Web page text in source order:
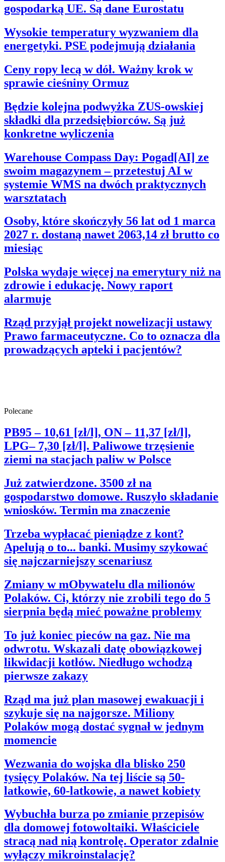
gospodarką UE. Są dane Eurostatu
Wysokie temperatury wyzwaniem dla
energetyki. PSE podejmują działania
Ceny ropy lecą w dół. Ważny krok w
sprawie cieśniny Ormuz
Będzie kolejna podwyżka ZUS-owskiej
składki dla przedsiębiorców. Są już
konkretne wyliczenia
Warehouse Compass Day: Pogad[AI] ze
swoim magazynem – przetestuj AI w
systemie WMS na dwóch praktycznych
warsztatach
Osoby, które skończyły 56 lat od 1 marca
2027 r. dostaną nawet 2063,14 zł brutto co
miesiąc
Polska wydaje więcej na emerytury niż na
zdrowie i edukację. Nowy raport
alarmuje
Rząd przyjął projekt nowelizacji ustawy
Prawo farmaceutyczne. Co to oznacza dla
prowadzących apteki i pacjentów?
Polecane
PB95 – 10,61 [zł/l], ON – 11,37 [zł/l],
LPG– 7,30 [zł/l]. Paliwowe trzęsienie
ziemi na stacjach paliw w Polsce
Już zatwierdzone. 3500 zł na
gospodarstwo domowe. Ruszyło składanie
wniosków. Termin ma znaczenie
Trzeba wypłacać pieniądze z kont?
Apelują o to... banki. Musimy szykować
się najczarniejszy scenariusz
Zmiany w mObywatelu dla milionów
Polaków. Ci, którzy nie zrobili tego do 5
sierpnia będą mieć poważne problemy
To już koniec pieców na gaz. Nie ma
odwrotu. Wskazali datę obowiązkowej
likwidacji kotłów. Niedługo wchodzą
pierwsze zakazy
Rząd ma już plan masowej ewakuacji i
szykuje się na najgorsze. Miliony
Polaków mogą dostać sygnał w jednym
momencie
Wezwania do wojska dla blisko 250
tysięcy Polaków. Na tej liście są 50-
latkowie, 60-latkowie, a nawet kobiety
Wybuchła burza po zmianie przepisów
dla domowej fotowoltaiki. Właściciele
stracą nad nią kontrolę. Operator zdalnie
wyłączy mikroinstalację?